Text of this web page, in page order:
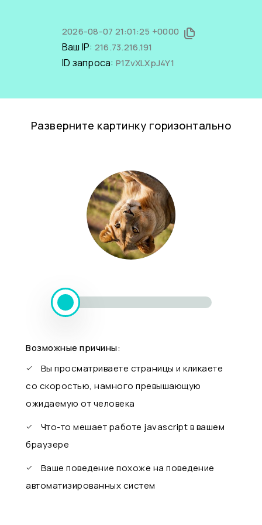
2026-08-07 21:01:25 +0000
Ваш IP: 216.73.216.191
ID запроса: P1ZvXLXpJ4Y1
Разверните картинку горизонтально
Возможные причины:
Вы просматриваете страницы и кликаете
со скоростью, намного превышающую
ожидаемую от человека
Что-то мешает работе javascript в вашем
браузере
Ваше поведение похоже на поведение
автоматизированных систем